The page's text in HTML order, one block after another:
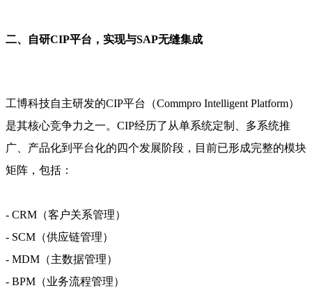
二、自研CIP平台，实现与SAP无缝集成
工博科技自主研发的CIP平台（Commpro Intelligent Platform）
是其核心竞争力之一。CIP经历了从单系统定制、多系统推
广、产品化到平台化的四个发展阶段，目前已形成完整的模块
矩阵，包括：
- CRM（客户关系管理）
- SCM（供应链管理）
- MDM（主数据管理）
- BPM（业务流程管理）